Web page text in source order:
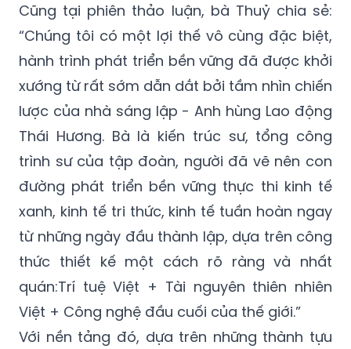
Cũng tại phiên thảo luận, bà Thuỷ chia sẻ:
“Chúng tôi có một lợi thế vô cùng đặc biệt,
hành trình phát triển bền vững đã được khởi
xướng từ rất sớm dẫn dắt bởi tầm nhìn chiến
lược của nhà sáng lập - Anh hùng Lao động
Thái Hương. Bà là kiến trúc sư, tổng công
trình sư của tập đoàn, người đã vẽ nên con
đường phát triển bền vững thực thi kinh tế
xanh, kinh tế tri thức, kinh tế tuần hoàn ngay
từ những ngày đầu thành lập, dựa trên công
thức thiết kế một cách rõ ràng và nhất
quán:Trí tuệ Việt + Tài nguyên thiên nhiên
Việt + Công nghệ đầu cuối của thế giới.”
Với nền tảng đó, dựa trên những thành tựu